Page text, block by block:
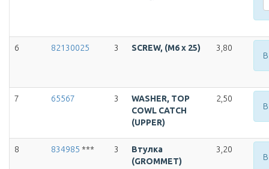
6 82130025 3 SCREW, (M6 x 25)
3,80
7 65567 3
WASHER, TOP
COWL CATCH
(UPPER)
2,50
8 834985 *** 3
Втулка
(GROMMET)
3,20